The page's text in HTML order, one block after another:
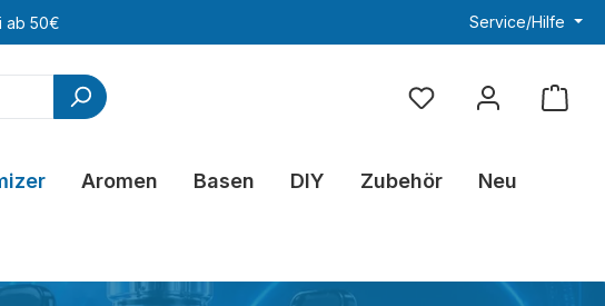
ab 50€ Service/Hilfe
Du hast 0 Produkte
Aromen Basen DIY Zubehör Neu